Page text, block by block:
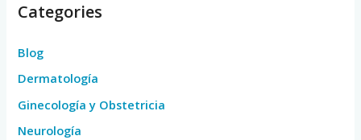
Categories
Blog
Dermatología
Ginecología y Obstetricia
Neurología